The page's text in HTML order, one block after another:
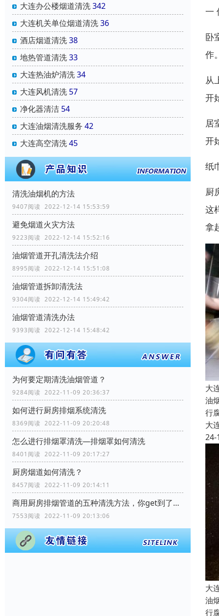
大连办公楼烟道清洗342
大连机关单位烟道清洗36
酒店烟道清洗38
地热管道清洗33
大连热油炉清洗34
大连风机清洗 57
净化器清洁 54
大连油烟清洗服务 42
大连高空清洗45
清洗油烟机的方法
9407阅读 2022-12-14 15:53:59
避免烟道火灾方法
9223阅读 2022-12-14 15:52:16
油烟管道开孔清洗法介绍
8995阅读 2022-12-14 15:51:08
油烟管道拆卸清洗法
9304阅读 2022-12-14 15:49:42
油烟管道清洗办法
9393阅读 2022-12-14 15:48:42
为何要定期清洗油烟管道？
9284阅读 2022-11-09 20:36:37
如何进行厨房排烟系统清洗
8369阅读 2022-11-09 20:20:48
怎么进行排烟罩清洗—排烟罩如何清洗
8401阅读 2022-11-09 20:17:27
厨房烟道如何清洗？
8457阅读 2022-11-09 20:14:11
商用厨房排烟管道的五种清洗方法，你get到了吗？
7553阅读 2022-11-09 20:13:06
一
卧
作
从
开
居
开
纸
厨
这
拿
大
油
行
大
24-
大
油
行